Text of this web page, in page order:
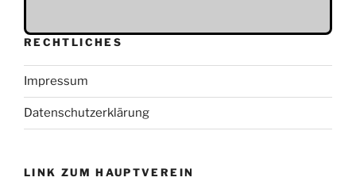
RECHTLICHES
Impressum
Datenschutzerklärung
LINK ZUM HAUPTVEREIN